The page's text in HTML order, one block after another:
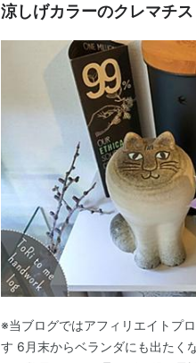
涼しげカラーのクレマチ
※当ブログではアフィリエイトプ
す 6月末からベランダにも出たく